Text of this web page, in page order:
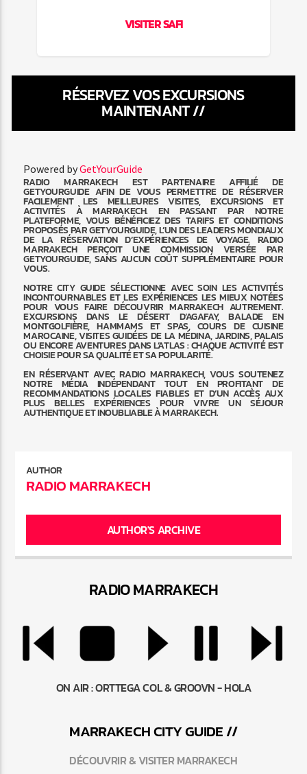
VISITER SAFI
RÉSERVEZ VOS EXCURSIONS
MAINTENANT //
Powered byGetYourGuide
RADIO MARRAKECH EST PARTENAIRE AFFILIÉ DE
GETYOURGUIDE AFIN DE VOUS PERMETTRE DE RÉSERVER
FACILEMENT LES MEILLEURES VISITES, EXCURSIONS ET
ACTIVITÉS À MARRAKECH. EN PASSANT PAR NOTRE
PLATEFORME, VOUS BÉNÉFICIEZ DES TARIFS ET CONDITIONS
PROPOSÉS PAR GETYOURGUIDE, L’UN DES LEADERS MONDIAUX
DE LA RÉSERVATION D’EXPÉRIENCES DE VOYAGE. RADIO
MARRAKECH PERÇOIT UNE COMMISSION VERSÉE PAR
GETYOURGUIDE, SANS AUCUN COÛT SUPPLÉMENTAIRE POUR
VOUS.
NOTRE CITY GUIDE SÉLECTIONNE AVEC SOIN LES ACTIVITÉS
INCONTOURNABLES ET LES EXPÉRIENCES LES MIEUX NOTÉES
POUR VOUS FAIRE DÉCOUVRIR MARRAKECH AUTREMENT.
EXCURSIONS DANS LE DÉSERT D’AGAFAY, BALADE EN
MONTGOLFIÈRE, HAMMAMS ET SPAS, COURS DE CUISINE
MAROCAINE, VISITES GUIDÉES DE LA MÉDINA, JARDINS, PALAIS
OU ENCORE AVENTURES DANS L’ATLAS : CHAQUE ACTIVITÉ EST
CHOISIE POUR SA QUALITÉ ET SA POPULARITÉ.
EN RÉSERVANT AVEC RADIO MARRAKECH, VOUS SOUTENEZ
NOTRE MÉDIA INDÉPENDANT TOUT EN PROFITANT DE
RECOMMANDATIONS LOCALES FIABLES ET D’UN ACCÈS AUX
PLUS BELLES EXPÉRIENCES POUR VIVRE UN SÉJOUR
AUTHENTIQUE ET INOUBLIABLE À MARRAKECH.
AUTHOR
RADIO MARRAKECH
AUTHOR'S ARCHIVE
RADIO MARRAKECH
ON AIR :ORTTEGA COL & GROOVN - HOLA
MARRAKECHCITY GUIDE //
DÉCOUVRIR & VISITER MARRAKECH